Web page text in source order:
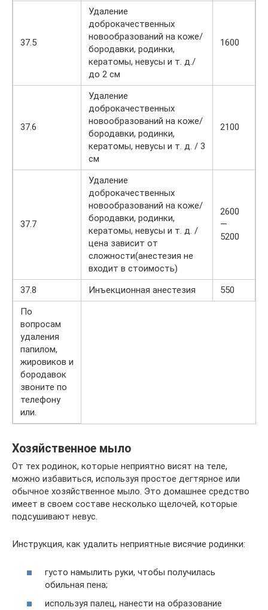
37.5
Удаление
доброкачественных
новообразований на коже/
бородавки, родинки,
кератомы, невусы и т. д./
до 2 см
1600
37.6
Удаление
доброкачественных
новообразований на коже/
бородавки, родинки,
кератомы, невусы и т. д. / 3
см
2100
37.7
Удаление
доброкачественных
новообразований на коже/
бородавки, родинки,
кератомы, невусы и т. д. /
цена зависит от
сложности(анестезия не
входит в стоимость)
2600
—
5200
37.8 Инъекционная анестезия
550
По
вопросам
удаления
папилом,
жировиков и
бородавок
звоните по
телефону
или.
Хозяйственное мыло
От тех родинок, которые неприятно висят на теле,
можно избавиться, используя простое дегтярное или
обычное хозяйственное мыло. Это домашнее средство
имеет в своем составе несколько щелочей, которые
подсушивают невус.
Инструкция, как удалить неприятные висячие родинки:
густо намылить руки, чтобы получилась
обильная пена;
используя палец, нанести на образование